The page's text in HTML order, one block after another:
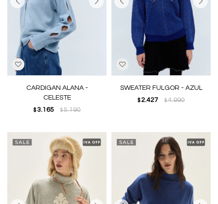
CARDIGAN ALANA -
CELESTE
$ 3.165 $5.190
SWEATER FULGOR - AZUL
$ 2.427 $4.990